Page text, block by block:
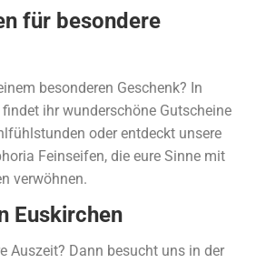
für besondere
besonderen Geschenk? In
ihr wunderschöne Gutscheine
oder entdeckt unsere
Feinseifen, die eure Sinne mit
verwöhnen.
Euskirchen
Auszeit? Dann besucht uns in der